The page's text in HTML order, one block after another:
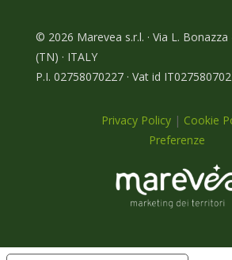
© 2026 Marevea s.r.l. · Via L. Bonazza
(TN) · ITALY
P.I. 02758070227 · Vat id
Privacy Policy | Cookie
Preferenze